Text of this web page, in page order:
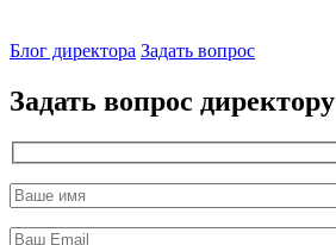
директор
Блог директора Задать вопрос
Задать вопрос директору